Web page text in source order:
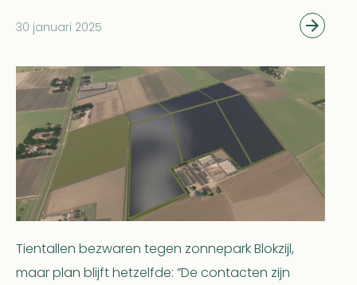
30 januari 2025
Tientallen bezwaren tegen zonnepark Blokzijl,
maar plan blijft hetzelfde: ”De contacten zijn